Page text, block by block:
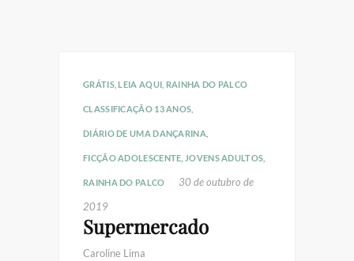
GRÁTIS,LEIA AQUI RAINHA DO PALCO
CLASSIFICAÇÃO 13 ANOS
DIÁRIO DE UMA DANÇARINA,
FICÇÃO ADOLESCENTE JOVENS ADULTOS
RAINHA DO PALCO
30 de outubro de
2019
Supermercado
Caroline Lima